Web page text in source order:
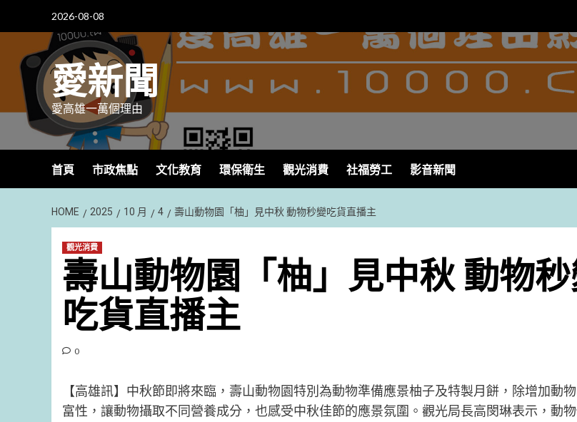
2026-08-08
愛新聞
愛高雄一萬個理由
首頁 市政焦點 文化教育 環保衛生 觀光消費 社福勞工 影音新聞
HOME 2025 10 月 4 壽山動物園「柚」見中秋 動物秒變吃貨直播主
觀光消費
壽山動物園「柚」見中秋 動物
吃貨直播主
0
【高雄訊】中秋節即將來臨，壽山動物園特別為動物準備應景柚子及特製月餅，除增加動
富性，讓動物攝取不同營養成分，也感受中秋佳節的應景氛圍。觀光局長高閔琳表示，動